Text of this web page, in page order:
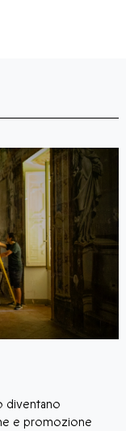
diventano
e promozione